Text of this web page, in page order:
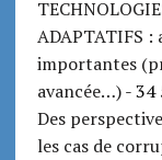
ADAPTATIFS :
importantes
avancée…)- 34
Des
les cas de